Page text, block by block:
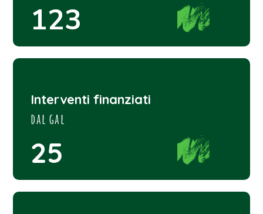
123
Interventi finanziati
dal gal
25